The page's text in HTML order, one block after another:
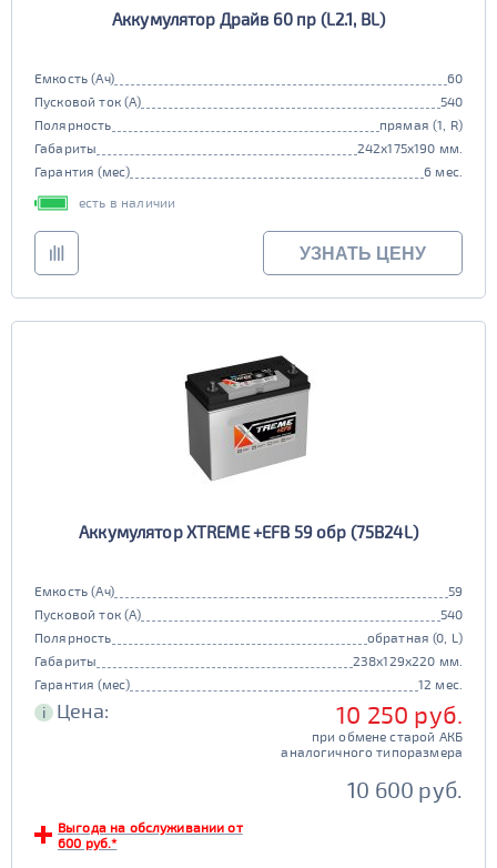
Аккумулятор Драйв 60 пр (L2.1, BL)
Емкость (Ач)
60
Пусковой ток (А)
540
Полярность
прямая (1, R)
Габариты
242x175x190 мм.
Гарантия (мес)
6 мес.
есть в наличии
УЗНАТЬ ЦЕНУ
Аккумулятор XTREME +EFB 59 обр (75B24L)
Емкость (Ач)
59
Пусковой ток (А)
540
Полярность
обратная (0, L)
Габариты
238x129x220 мм.
Гарантия (мес)
12 мес.
i Цена: 10 250 руб.
при обмене старой АКБ
аналогичного типоразмера
10 600 руб.
Выгода на обслуживании от
600 руб.*